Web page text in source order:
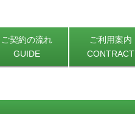
ご契約の流れ
GUIDE
ご利用案内
CONTRACT